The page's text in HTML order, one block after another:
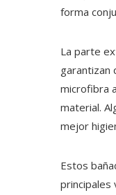
forma
La parte
garantizan
microfibra
material.
mejor
Estos
principales